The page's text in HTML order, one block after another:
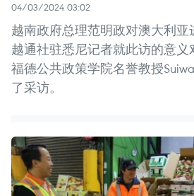
04/03/2024 03:02
越南政府总理范明政对澳大利亚
越通社驻悉尼记者就此访的意
福德公共政策学院名誉教授
了采访。